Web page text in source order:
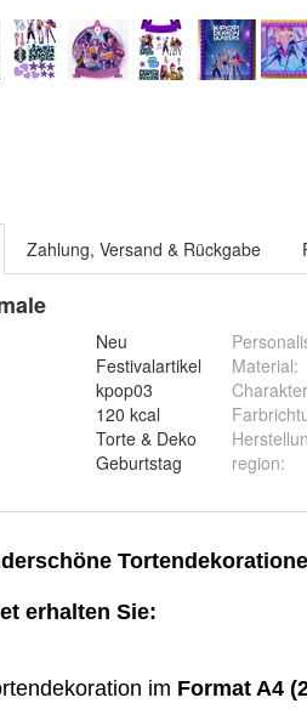
Zahlung, Versand & Rückgabe
Neu
Festivalartikel
kpop03
120 kcal
Torte & Deko
Geburtstag
Material:
Charakter
region: